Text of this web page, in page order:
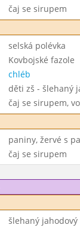
čaj se sirupem
selská polévka
Kovbojské fazole
chléb
děti zš - šlehaný
čaj se sirupem,
paniny, žervé s
čaj se sirupem
šlehaný